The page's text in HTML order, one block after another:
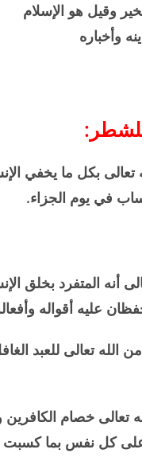
وقيل هو الإسلام
وأخباره
تعالى بكل ما يخفي
في يوم الجزاء.
أنه المتفرد بخلق
عليه أقواله
الله تعالى للعبد
تعالى خصام
على كل نفس بما كسبت